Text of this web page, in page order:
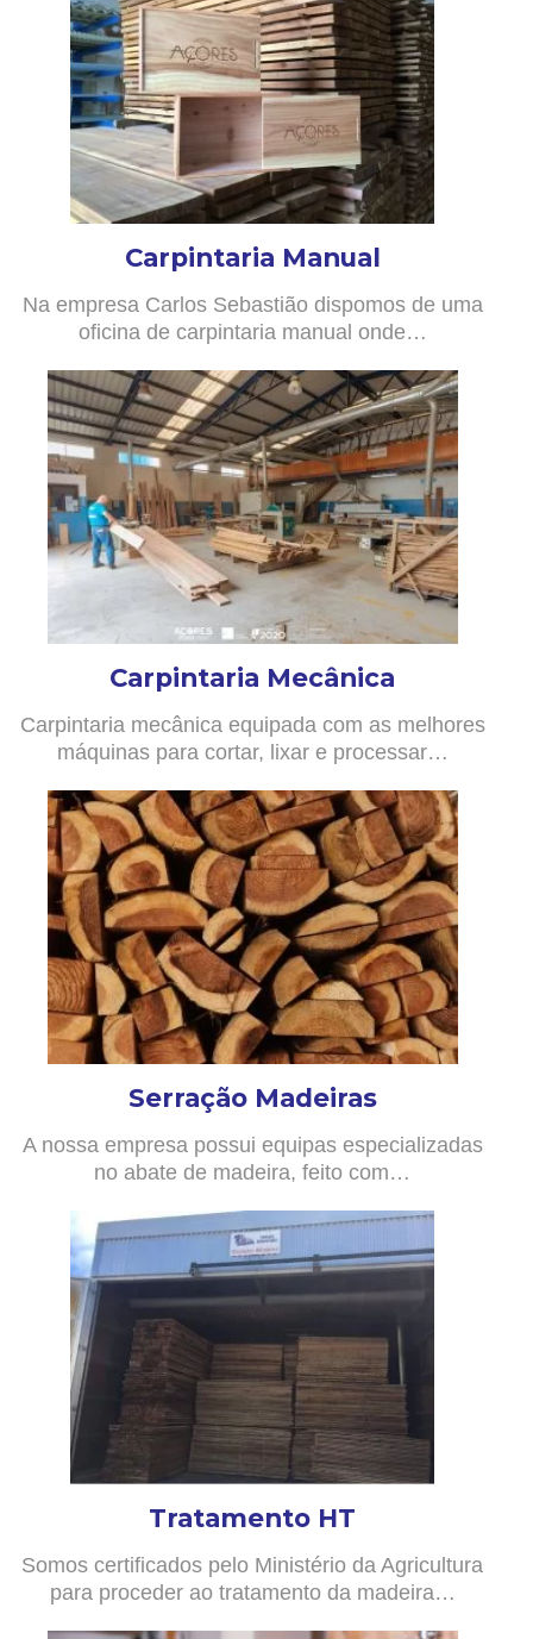
Carpintaria Manual
Na empresa Carlos Sebastião dispomos de uma
oficina de carpintaria manual onde…
Carpintaria Mecânica
Carpintaria mecânica equipada com as melhores
máquinas para cortar, lixar e processar…
Serração Madeiras
A nossa empresa possui equipas especializadas
no abate de madeira, feito com…
Tratamento HT
Somos certificados pelo Ministério da Agricultura
para proceder ao tratamento da madeira…